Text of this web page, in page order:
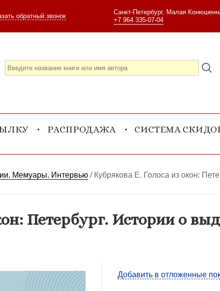
обратный звонок
Санкт-Петербург, Малая
+7 964 335-07-04
РАСПРОДАЖА
СИСТЕМА
Мемуары. Интервью / Кубрякова Е. Голоса из окон:
Петербург. Истории о
Добавить в отложенные